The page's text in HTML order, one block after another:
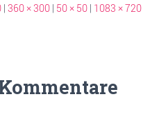
| 360 × 300 | 50 × 50 | 1083 × 720